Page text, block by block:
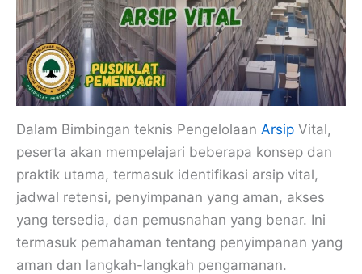
Dalam Bimbingan teknis Pengelolaan Arsip Vital,
peserta akan mempelajari beberapa konsep dan
praktik utama, termasuk identifikasi arsip vital,
jadwal retensi, penyimpanan yang aman, akses
yang tersedia, dan pemusnahan yang benar. Ini
termasuk pemahaman tentang penyimpanan yang
aman dan langkah-langkah pengamanan.